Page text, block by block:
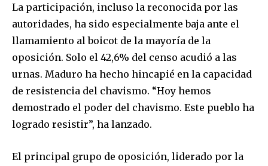
La participación, incluso la reconocida por las
autoridades, ha sido especialmente baja ante el
llamamiento al boicot de la mayoría de la
oposición. Solo el 42,6% del censo acudió a las
urnas. Maduro ha hecho hincapié en la capacidad
de resistencia del chavismo. “Hoy hemos
demostrado el poder del chavismo. Este pueblo ha
logrado resistir”, ha lanzado.
El principal grupo de oposición, liderado por la